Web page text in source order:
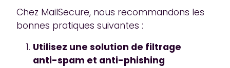
Chez MailSecure, nous recommandons les
bonnes pratiques suivantes :
Utilisez une solution de filtrage
anti-spam et anti-phishing